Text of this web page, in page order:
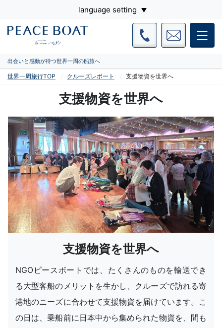
language setting
出会いと感動が待つ世界一周の船旅へ
世界一周旅行TOP クルーズレポート 支援物資を世界へ
支援物資を世界へ
支援物資を世界へ
NGOピースボートでは、たくさんのものを輸送でき
る大型客船のメリットを生かし、クルーズで訪れる寄
港地のニーズに合わせて支援物資を届けています。こ
の日は、乗船前に日本中から集められた物資を、間も